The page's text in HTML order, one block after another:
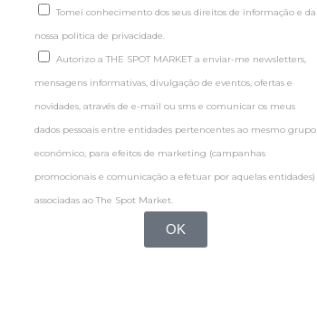
Tomei conhecimento dos seus direitos de informação e da
nossa politica de privacidade.
Autorizo a THE SPOT MARKET a enviar-me newsletters,
mensagens informativas, divulgação de eventos, ofertas e
novidades, através de e-mail ou sms e comunicar os meus
dados pessoais entre entidades pertencentes ao mesmo grupo
económico, para efeitos de marketing (campanhas
promocionais e comunicação a efetuar por aquelas entidades)
associadas ao The Spot Market.
OK